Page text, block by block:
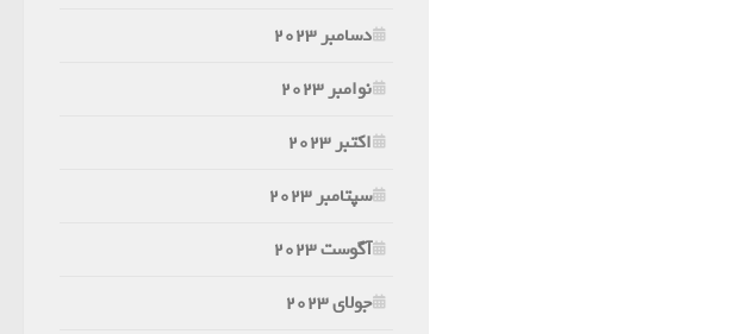
دسامبر 2023
نوامبر 2023
اکتبر 2023
سپتامبر 2023
آگوست 2023
جولای 2023